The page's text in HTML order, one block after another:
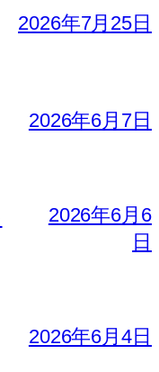
2026年7月25日
2026年6月7日
2026年6月6
日
2026年6月4日